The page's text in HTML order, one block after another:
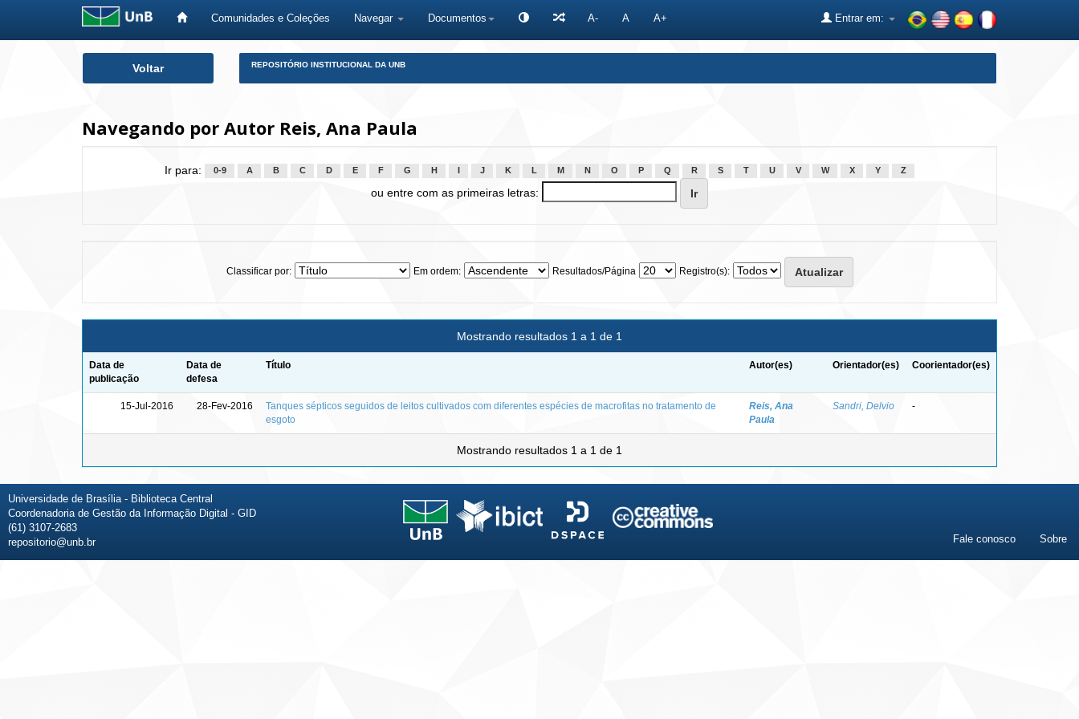
Comunidades e Coleções Navegar Documentos A- A A+ Entrar em:
Voltar REPOSITÓRIO INSTITUCIONAL DA UNB
Navegando por Autor Reis, Ana Paula
Ir para: 0-9 A B C D E F G H J K L M N O P Q R S T U V W X Y Z
ou entre com as primeiras letras:
Classificar por: Em ordem: Resultados/Página Registro(s):
Mostrando resultados 1 a 1 de 1
Data de
publicação
Data de
defesa
Título Autor(es) Orientador(es) Coorientador(es)
15-Jul-2016 28-Fev-2016
Tanques sépticos seguidos de leitos cultivados com diferentes espécies de macrofitas no tratamento de
esgoto
Reis, Ana
Paula
Sandri, Delvio -
Mostrando resultados 1 a 1 de 1
Universidade de Brasília - Biblioteca Central
Coordenadoria de Gestão da Informação Digital - GID
(61) 3107-2683
repositorio@unb.br
Fale conosco Sobre